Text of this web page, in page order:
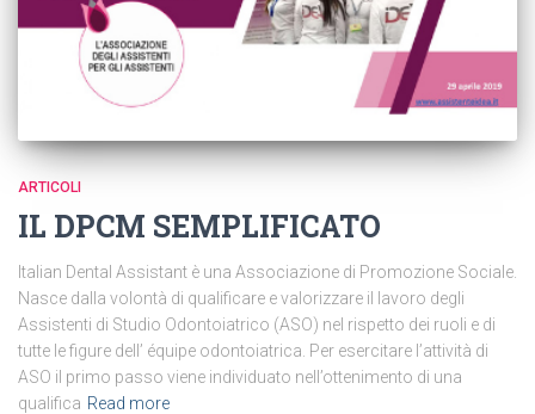
ARTICOLI
IL DPCM SEMPLIFICATO
Italian Dental Assistant è una Associazione di Promozione Sociale.
Nasce dalla volontà di qualificare e valorizzare il lavoro degli
Assistenti di Studio Odontoiatrico (ASO) nel rispetto dei ruoli e di
tutte le figure dell’ équipe odontoiatrica. Per esercitare l’attività di
ASO il primo passo viene individuato nell’ottenimento di una
qualifica Read more